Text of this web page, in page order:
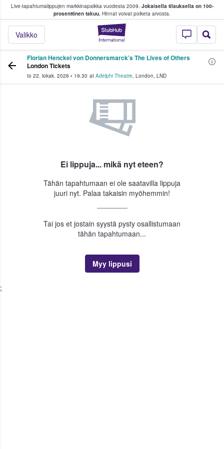
Live-tapahtumalippujen markkinapaikka vuodesta 2009. Jokaisella tilauksella on 100-
prosenttinen takuu. Hinnat voivat poiketa arvosta.
StubHub -
Valikko
fanit ostavat ja myyvät lippuja
Florian Henckel von Donnersmarck’s The Lives of Others
London Tickets
to 22. lokak. 2026 • 19.30 at Adelphi Theatre, London, LND
Ei lippuja... mikä nyt eteen?
Tähän tapahtumaan ei ole saatavilla lippuja
juuri nyt. Palaa takaisin myöhemmin!
Tai jos et jostain syystä pysty osallistumaan
tähän tapahtumaan...
Myy lippusi
;